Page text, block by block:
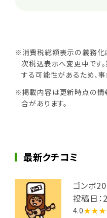
※消費税総額表示の義務化
次税込表示へ変更中です
する可能性があるため、
※掲載内容は更新時点の情
合があります。
最新クチコミ
ゴンボ
投稿日
4.0